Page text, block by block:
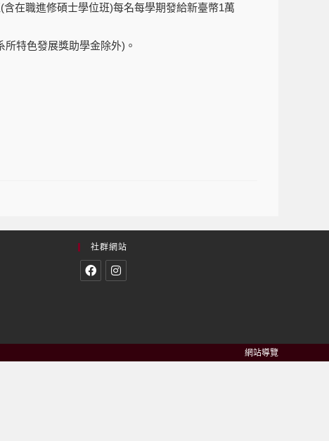
在職進修碩士學位班)每名每學期發給新臺幣1萬
特色發展獎助學金除外)。
社群網站
網站導覽